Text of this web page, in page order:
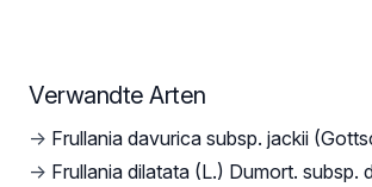
Verwandte Arten
→ Frullania davurica subsp. jackii
→ Frullania dilatata (L.) Dumort. subsp.